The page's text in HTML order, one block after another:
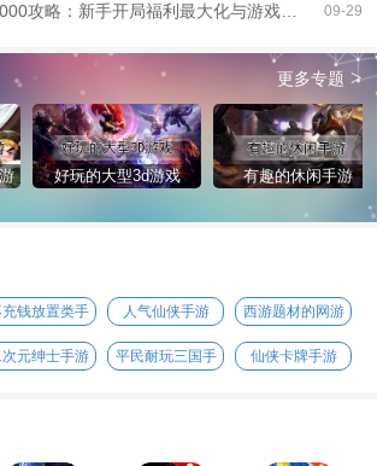
09-29
更多专题 >
好玩的大型3d游戏 有趣的休闲手游
钱放置类手
人气仙侠手游 西游题材的网游
次元绅士手游
平民耐玩三国手
仙侠卡牌手游